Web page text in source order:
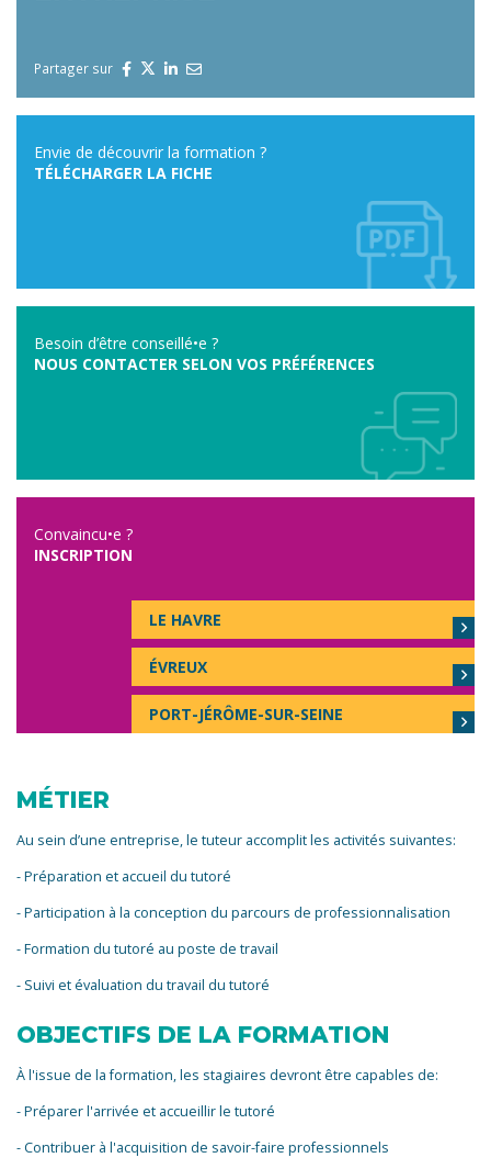
Partager sur
Envie de découvrir la formation ?
TÉLÉCHARGER LA FICHE
Besoin d’être conseillé•e ?
NOUS CONTACTER SELON VOS PRÉFÉRENCES
Convaincu•e ?
INSCRIPTION
LE HAVRE
ÉVREUX
PORT-JÉRÔME-SUR-SEINE
MÉTIER
Au sein d’une entreprise, le tuteur accomplit les activités suivantes:
- Préparation et accueil du tutoré
- Participation à la conception du parcours de professionnalisation
- Formation du tutoré au poste de travail
- Suivi et évaluation du travail du tutoré
OBJECTIFS DE LA FORMATION
À l'issue de la formation, les stagiaires devront être capables de:
- Préparer l'arrivée et accueillir le tutoré
- Contribuer à l'acquisition de savoir-faire professionnels